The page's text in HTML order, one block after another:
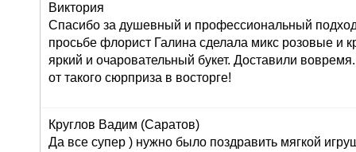
Виктория
Спасибо за душевный и профессиональный
просьбе флорист Галина сделала микс розовые и
яркий и очаровательный букет. Доставили
от такого сюрприза в восторге!
Круглов Вадим (Саратов)
Да все супер ) нужно было поздравить мягкой